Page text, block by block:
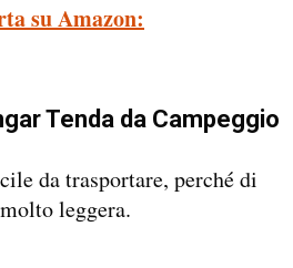
su Amazon:
Tenda da Campeggio
da trasportare, perché di
leggera.